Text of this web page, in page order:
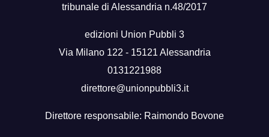
tribunale di Alessandria n.48/2017
edizioni Union Pubbli 3
Via Milano 122 - 15121 Alessandria
0131221988
direttore@unionpubbli3.it
Direttore responsabile: Raimondo Bovone